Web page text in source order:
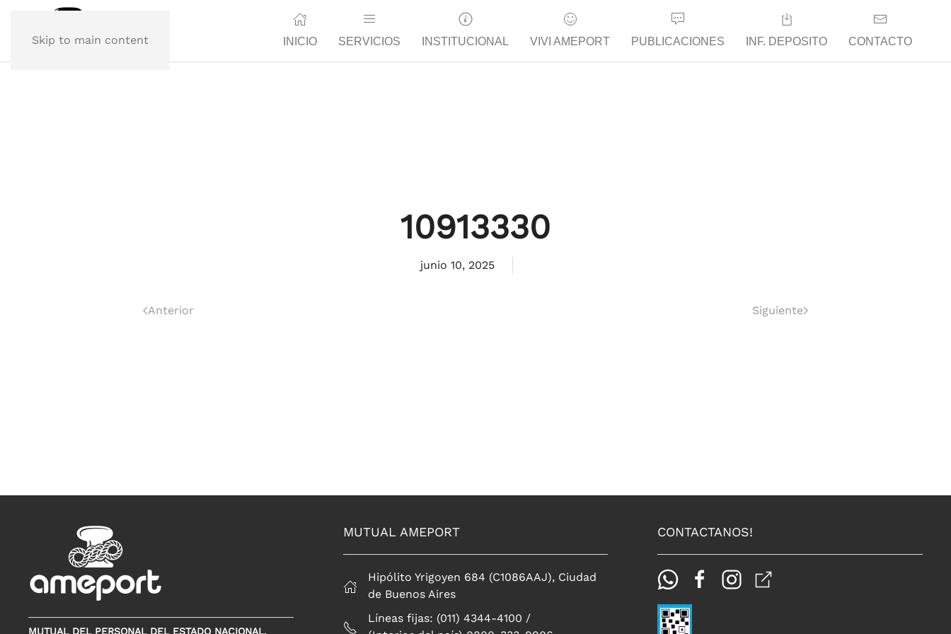
Skip to main content INICIO SERVICIOS INSTITUCIONAL VIVI AMEPORT PUBLICACIONES INF. DEPOSITO CONTACTO
10913330
junio 10, 2025
Anterior Siguiente
MUTUAL DEL PERSONAL DEL ESTADO NACIONAL,
MUTUAL AMEPORT
Hipólito Yrigoyen 684 (C1086AAJ), Ciudad
de Buenos Aires
Líneas fijas: (011) 4344-4100 /
CONTACTANOS!